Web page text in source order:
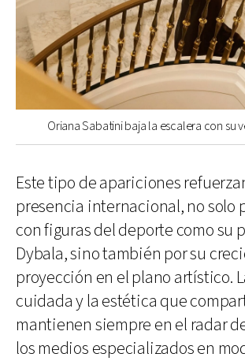
Oriana Sabatini baja la escalera con su
Este tipo de apariciones
presencia internacional, no solo
con figuras del deporte como su
Dybala, sino también por su
proyección en el plano artístico.
cuidada y la estética que
mantienen siempre en el radar
los medios especializados en